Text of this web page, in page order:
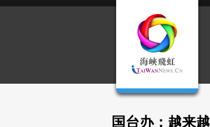
国台办：越来